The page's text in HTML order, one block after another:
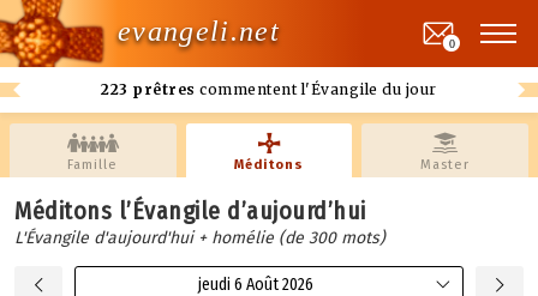
evangeli.net
223 prêtres commentent l'Évangile du jour
0
Famille Méditons Master
Méditons l’Évangile d’aujourd’hui
L'Évangile d'aujourd'hui + homélie (de 300 mots)
jeudi 6 Août 2026